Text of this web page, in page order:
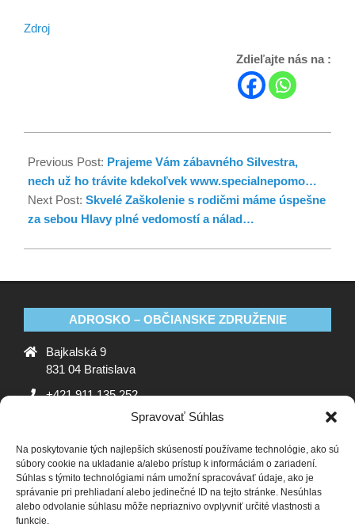
Spravovať Súhlas
Na poskytovanie tých najlepších skúseností používame technológie, ako sú
súbory cookie na ukladanie a/alebo prístup k informáciám o zariadení.
Súhlas s týmito technológiami nám umožní spracovávať údaje, ako je
správanie pri prehliadaní alebo jedinečné ID na tejto stránke. Nesúhlas
alebo odvolanie súhlasu môže nepriaznivo ovplyvniť určité vlastnosti a
funkcie.
Zdroj
Zdieľajte nás na :
Previous Post: Prajeme Vám zábavného Silvestra,
nech už ho trávite kdekoľvek www.specialnepomo…
Next Post: Skvelé Zaškolenie s rodičmi máme úspešne
za sebou Hlavy plné vedomostí a nálad…
ADROSKO – OBČIANSKE ZDRUŽENIE
Bajkalská 9
831 04 Bratislava
+421 911 135 252
ADROSKO
Stanovy OZ Ochrana osobných údajov
Zásady
používania súborov cookie (EÚ)
Vyhlásenie o ochrane
osobných údajov (EU)